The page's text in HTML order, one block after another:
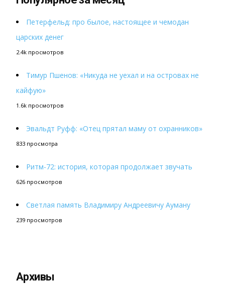
Петерфельд: про былое, настоящее и чемодан
царских денег
2.4k просмотров
Тимур Пшенов: «Никуда не уехал и на островах не
кайфую»
1.6k просмотров
Эвальдт Руфф: «Отец прятал маму от охранников»
833 просмотра
Ритм-72: история, которая продолжает звучать
626 просмотров
Светлая память Владимиру Андреевичу Ауману
239 просмотров
Архивы